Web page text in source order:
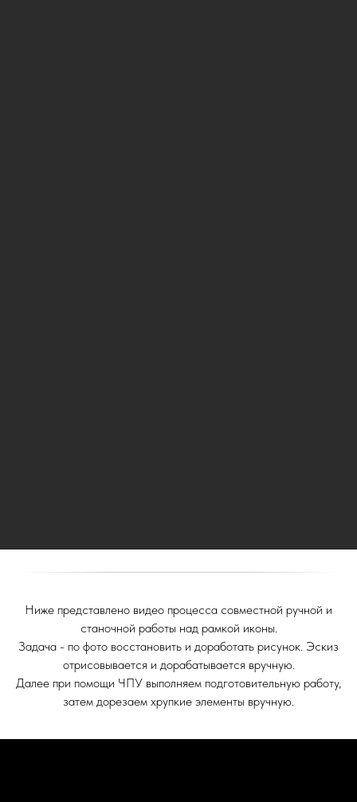
Ниже представлено видео процесса совместной ручной и
станочной работы над рамкой иконы.
Задача - по фото восстановить и доработать рисунок. Эскиз
отрисовывается и дорабатывается вручную.
Далее при помощи ЧПУ выполняем подготовительную работу,
затем дорезаем хрупкие элементы вручную.